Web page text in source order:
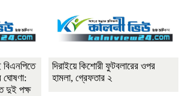
ঘোষণা:
দুই পক্ষ
দিরাইয়ে কিশোরী ফুটবলারের ওপর
হামলা, গ্রেফতার ২